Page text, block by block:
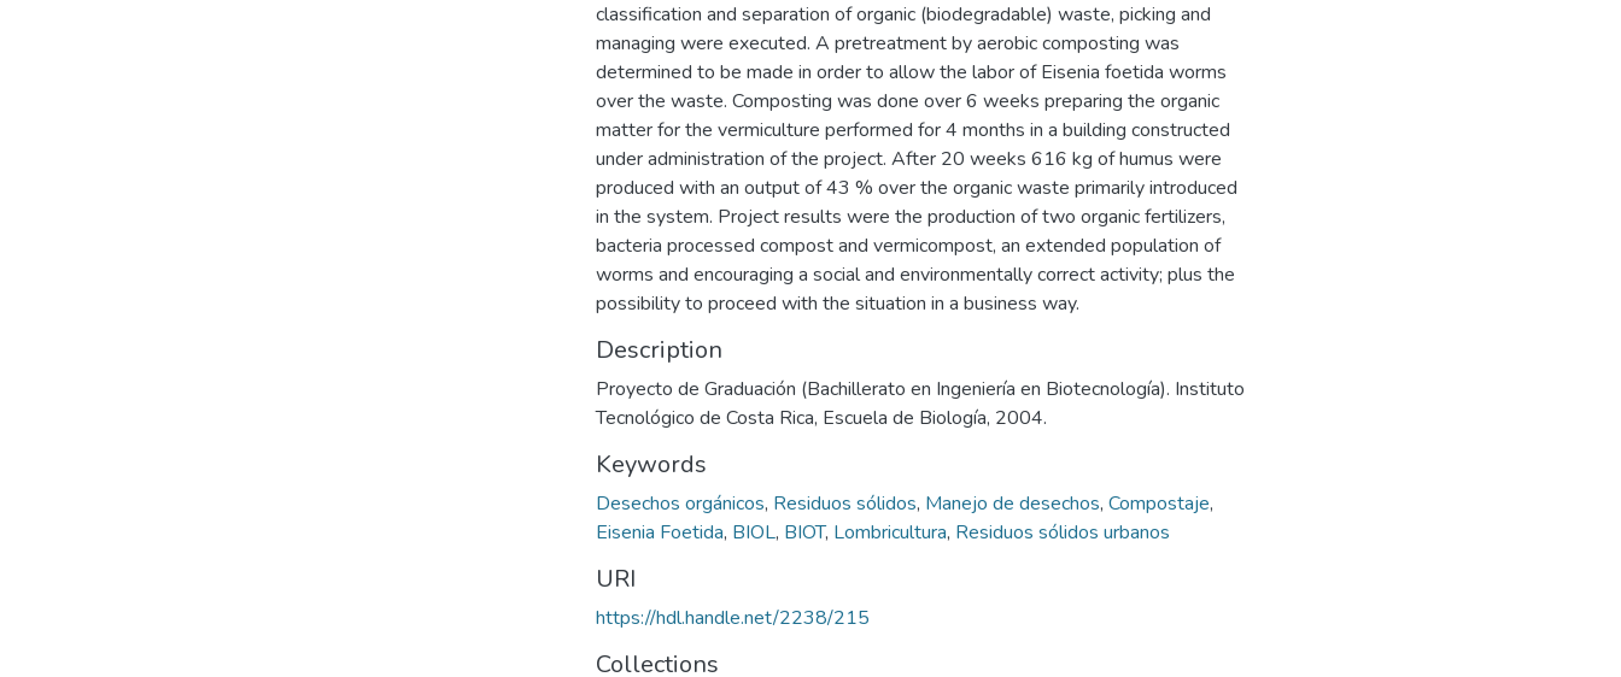
classification and separation of organic (biodegradable) waste, picking and
managing were executed. A pretreatment by aerobic composting was
determined to be made in order to allow the labor of Eisenia foetida worms
over the waste. Composting was done over 6 weeks preparing the organic
matter for the vermiculture performed for 4 months in a building constructed
under administration of the project. After 20 weeks 616 kg of humus were
produced with an output of 43 % over the organic waste primarily introduced
in the system. Project results were the production of two organic fertilizers,
bacteria processed compost and vermicompost, an extended population of
worms and encouraging a social and environmentally correct activity; plus the
possibility to proceed with the situation in a business way.
Description
Proyecto de Graduación (Bachillerato en Ingeniería en Biotecnología). Instituto
Tecnológico de Costa Rica, Escuela de Biología, 2004.
Keywords
Desechos orgánicos, Residuos sólidos, Manejo de desechos, Compostaje,
Eisenia Foetida, BIOL, BIOT, Lombricultura, Residuos sólidos urbanos
URI
https://hdl.handle.net/2238/215
Collections